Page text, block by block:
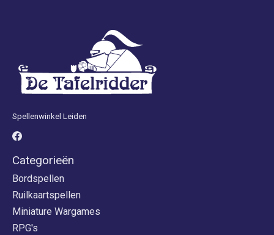
Spellenwinkel Leiden
Categorieën
Bordspellen
Ruilkaartspellen
Miniature Wargames
RPG's